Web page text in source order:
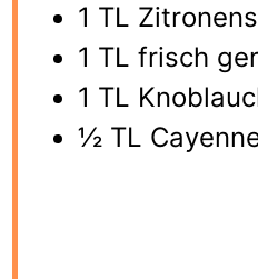
1 TL
1 TL frisch
1 TL
½ TL